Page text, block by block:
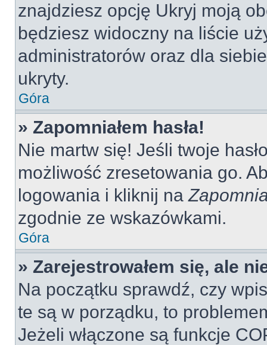
znajdziesz opcję Ukryj moją
będziesz widoczny na liście
administratorów oraz dla
ukryty.
Góra
» Zapomniałem hasła!
Nie martw się! Jeśli twoje
możliwość zresetowania go.
logowania i kliknij na
zgodnie ze wskazówkami.
Góra
» Zarejestrowałem się, ale
Na początku sprawdź, czy
te są w porządku, to
Jeżeli włączone są funkcje